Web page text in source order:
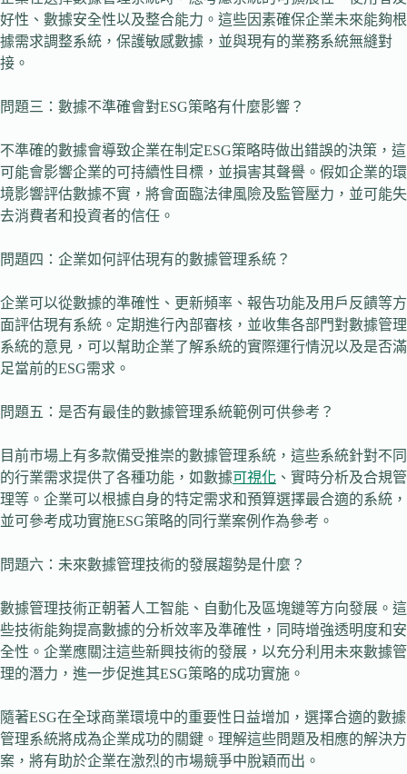
好性、數據安全性以及整合能力。這些因素確保企業未來能夠根
據需求調整系統，保護敏感數據，並與現有的業務系統無縫對
接。
問題三：數據不準確會對ESG策略有什麼影響？
不準確的數據會導致企業在制定ESG策略時做出錯誤的決策，這
可能會影響企業的可持續性目標，並損害其聲譽。假如企業的環
境影響評估數據不實，將會面臨法律風險及監管壓力，並可能失
去消費者和投資者的信任。
問題四：企業如何評估現有的數據管理系統？
企業可以從數據的準確性、更新頻率、報告功能及用戶反饋等方
面評估現有系統。定期進行內部審核，並收集各部門對數據管理
系統的意見，可以幫助企業了解系統的實際運行情況以及是否滿
足當前的ESG需求。
問題五：是否有最佳的數據管理系統範例可供參考？
目前市場上有多款備受推崇的數據管理系統，這些系統針對不同
的行業需求提供了各種功能，如數據可視化 、實時分析及合規管
理等。企業可以根據自身的特定需求和預算選擇最合適的系統，
並可參考成功實施ESG策略的同行業案例作為參考。
問題六：未來數據管理技術的發展趨勢是什麼？
數據管理技術正朝著人工智能、自動化及區塊鏈等方向發展。這
些技術能夠提高數據的分析效率及準確性，同時增強透明度和安
全性。企業應關注這些新興技術的發展，以充分利用未來數據管
理的潛力，進一步促進其ESG策略的成功實施。
隨著ESG在全球商業環境中的重要性日益增加，選擇合適的數據
管理系統將成為企業成功的關鍵。理解這些問題及相應的解決方
案，將有助於企業在激烈的市場競爭中脫穎而出。